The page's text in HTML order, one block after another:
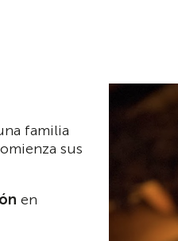
familia
sus
en